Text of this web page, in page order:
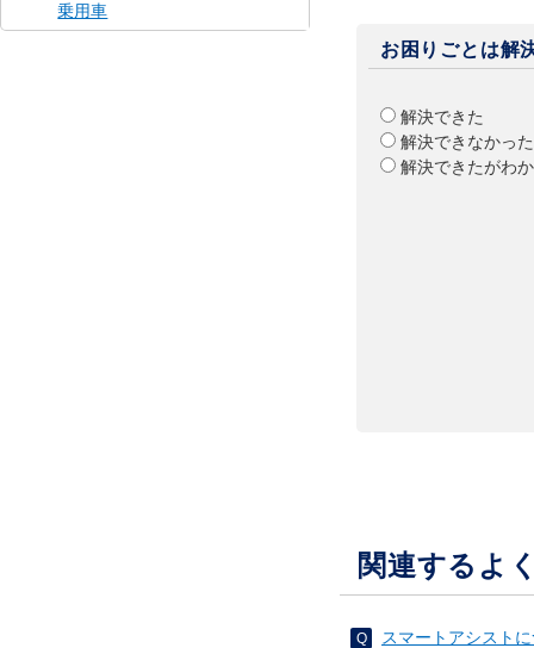
乗用車
お困りごとは解
解決できた
解決できなかった
解決できたがわ
関連するよ
スマートアシスト